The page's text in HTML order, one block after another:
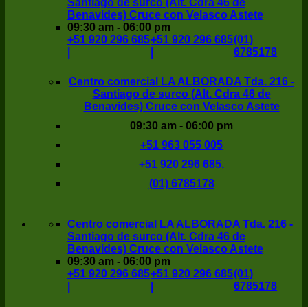
Santiago de surco (Alt. Cdra 46 de
Benavides) Cruce con Velasco Astete
09:30 am - 06:00 pm
+51 920 296 685+51 920 296 685(01)
6785178
Centro comercial LA ALBORADA Tda. 216 -
Santiago de surco (Alt. Cdra 46 de
Benavides) Cruce con Velasco Astete
09:30 am - 06:00 pm
+51 963 055 005
+51 920 296 685.
(01) 6785178
Centro comercial LA ALBORADA Tda. 216 -
Santiago de surco (Alt. Cdra 46 de
Benavides) Cruce con Velasco Astete
09:30 am - 06:00 pm
+51 920 296 685+51 920 296 685(01)
6785178